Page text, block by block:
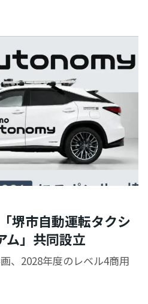
堺市自動運転タクシ
ム」共同設立
、2028年度のレベル4商用